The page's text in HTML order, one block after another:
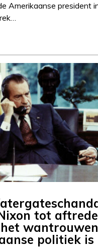
Amerikaanse president
tot
politiek is